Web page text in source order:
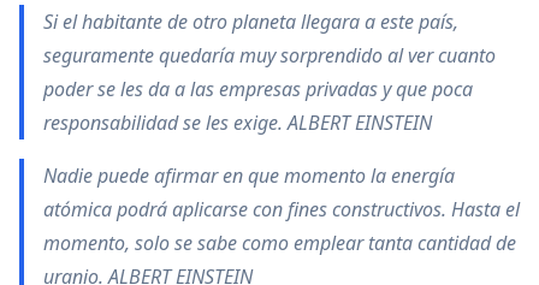
Si el habitante de otro planeta llegara a este país,
seguramente quedaría muy sorprendido al ver cuanto
poder se les da a las empresas privadas y que poca
responsabilidad se les exige. ALBERT EINSTEIN
Nadie puede afirmar en que momento la energía
atómica podrá aplicarse con fines constructivos. Hasta el
momento, solo se sabe como emplear tanta cantidad de
uranio. ALBERT EINSTEIN